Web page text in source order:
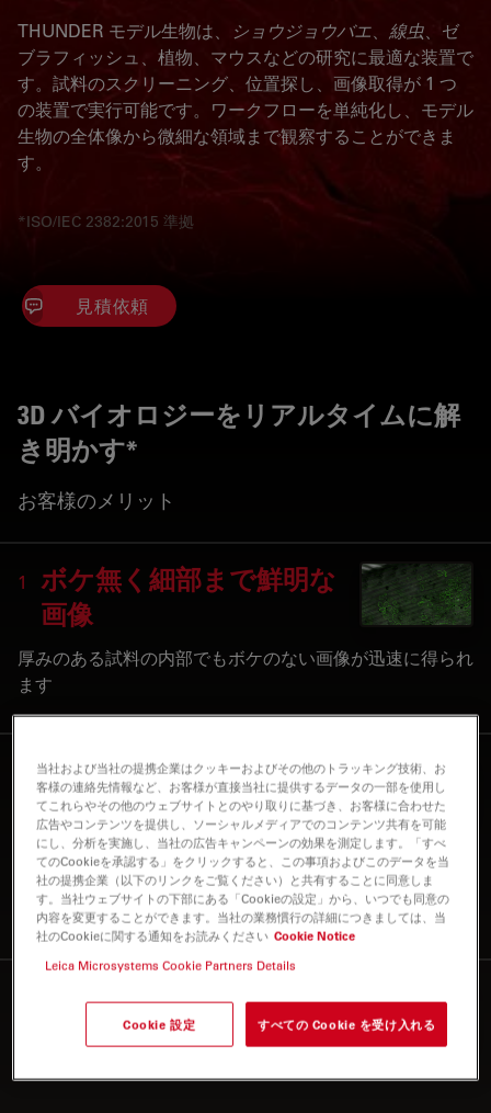
THUNDER モデル生物は、
ショウジョウバエ 線虫 、ゼ
ブラフィッシュ、植物、マウスなどの研究に最適な装置で
す。試料のスクリーニング、位置探し、画像取得が 1 つ
の装置で実行可能です。ワークフローを単純化し、モデル
生物の全体像から微細な領域まで観察することができま
す。
*ISO/IEC 2382:2015 準拠
見積依頼
3D バイオロジーをリアルタイムに解
き明かす*
お客様のメリット
1
ボケ無く細部まで鮮明な
画像
厚みのある試料の内部でもボケのない画像が迅速に得られ
ます
大型のモデル生物を最適
な生理学的条件下で画像
取得
大型のモデル生物でも、生理学的環境を良好に保ったまま
画像取得が可能です
新しい領域の探求
生体の取り扱いを単純化し、画像取得と
当社および当社の提携企業はクッキーおよびその他のトラッキング技術、お
客様の連絡先情報など、お客様が直接当社に提供するデータの一部を使用し
てこれらやその他のウェブサイトとのやり取りに基づき、お客様に合わせた
広告やコンテンツを提供し、ソーシャルメディアでのコンテンツ共有を可能
にし、分析を実施し、当社の広告キャンペーンの効果を測定します。「すべ
てのCookieを承認する」をクリックすると、この事項およびこのデータを当
社の提携企業（以下のリンクをご覧ください）と共有することに同意しま
す。当社ウェブサイトの下部にある「Cookieの設定」から、いつでも同意の
内容を変更することができます。当社の業務慣行の詳細につきましては、当
社のCookieに関する通知をお読みください Cookie Notice
Leica Microsystems Cookie Partners Details
Cookie 設定 すべての Cookie を受け入れる